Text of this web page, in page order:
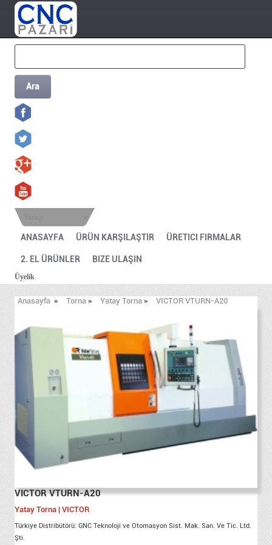
Ara
ANASAYFA ÜRÜN KARŞILAŞTIR ÜRETICI FIRMALAR
2. EL ÜRÜNLER BIZE ULAŞIN
Üyelik
Anasayfa » Torna » Yatay Torna » VICTOR VTURN-A20
VICTOR VTURN-A20
Yatay Torna | VICTOR
Türkiye Distribütörü: GNC Teknoloji ve Otomasyon Sist. Mak. San. Ve Tic. Ltd.
Şti.